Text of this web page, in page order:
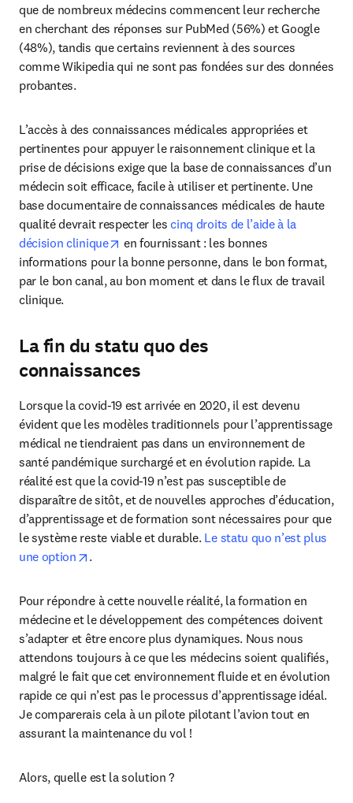
que de nombreux médecins commencent leur recherche
en cherchant des réponses sur PubMed (56%) et Google
(48%), tandis que certains reviennent à des sources
comme Wikipedia qui ne sont pas fondées sur des données
probantes.
L’accès à des connaissances médicales appropriées et
pertinentes pour appuyer le raisonnement clinique et la
prise de décisions exige que la base de connaissances d’un
médecin soit efficace, facile à utiliser et pertinente. Une
base documentaire de connaissances médicales de haute
qualité devrait respecter les cinq droits de l’aide à la
décision clinique
opens in new tab/window
en fournissant : les bonnes
informations pour la bonne personne, dans le bon format,
par le bon canal, au bon moment et dans le flux de travail
clinique.
La fin du statu quo des
connaissances
Lorsque la covid-19 est arrivée en 2020, il est devenu
évident que les modèles traditionnels pour l’apprentissage
médical ne tiendraient pas dans un environnement de
santé pandémique surchargé et en évolution rapide. La
réalité est que la covid-19 n’est pas susceptible de
disparaître de sitôt, et de nouvelles approches d’éducation,
d’apprentissage et de formation sont nécessaires pour que
le système reste viable et durable. Le statu quo n’est plus
une option
.
Pour répondre à cette nouvelle réalité, la formation en
médecine et le développement des compétences doivent
s’adapter et être encore plus dynamiques. Nous nous
attendons toujours à ce que les médecins soient qualifiés,
malgré le fait que cet environnement fluide et en évolution
rapide ce qui n’est pas le processus d’apprentissage idéal.
Je comparerais cela à un pilote pilotant l’avion tout en
assurant la maintenance du vol !
Alors, quelle est la solution ?